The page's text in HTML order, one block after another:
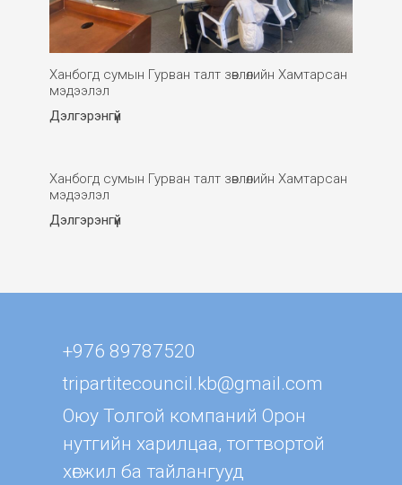
Ханбогд сумын Гурван талт зөвлөлийн Хамтарсан
мэдээлэл
Дэлгэрэнгүй
Ханбогд сумын Гурван талт зөвлөлийн Хамтарсан
мэдээлэл
Дэлгэрэнгүй
+976 89787520
tripartitecouncil.kb@gmail.com
Оюу Толгой компаний Орон
нутгийн харилцаа, тогтвортой
хөгжил ба тайлангууд